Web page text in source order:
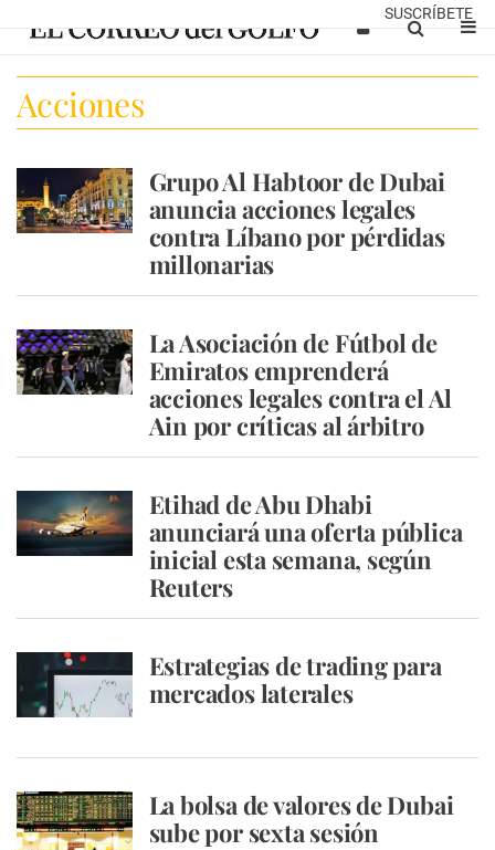
SUSCRÍBETE
Acciones
Grupo Al Habtoor de Dubai
anuncia acciones legales
contra Líbano por pérdidas
millonarias
La Asociación de Fútbol de
Emiratos emprenderá
acciones legales contra el Al
Ain por críticas al árbitro
Etihad de Abu Dhabi
anunciará una oferta pública
inicial esta semana, según
Reuters
Estrategias de trading para
mercados laterales
La bolsa de valores de Dubai
sube por sexta sesión